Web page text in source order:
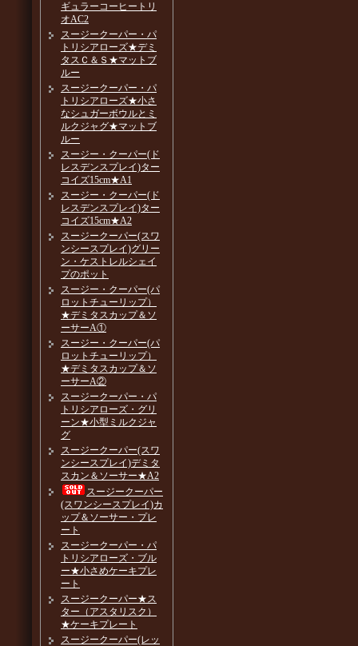
ギュラーコーヒートリ
オAC2
スージークーパー・パ
トリシアローズ★デミ
タスＣ＆Ｓ★マットブ
ルー
スージークーパー・パ
トリシアローズ★小さ
なシュガーボウルとミ
ルクジャグ★マットブ
ルー
スージー・クーパー(ド
レスデンスプレイ)ター
コイズ15cm★A1
スージー・クーパー(ド
レスデンスプレイ)ター
コイズ15cm★A2
スージークーパー(スワ
ンシースプレイ)グリー
ン・ケストレルシェイ
プのポット
スージー・クーパー(パ
ロットチューリップ）
★デミタスカップ＆ソ
ーサーA①
スージー・クーパー(パ
ロットチューリップ）
★デミタスカップ＆ソ
ーサーA②
スージークーパー・パ
トリシアローズ・グリ
ーン★小型ミルクジャ
グ
スージークーパー(スワ
ンシースプレイ)デミタ
スカン＆ソーサー★A2
スージークーパー
(スワンシースプレイ)カ
ップ＆ソーサー・プレ
ート
スージークーパー・パ
トリシアローズ・ブル
ー★小さめケーキプレ
ート
スージークーパー★ス
ター（アスタリスク）
★ケーキプレート
スージークーパー(レッ